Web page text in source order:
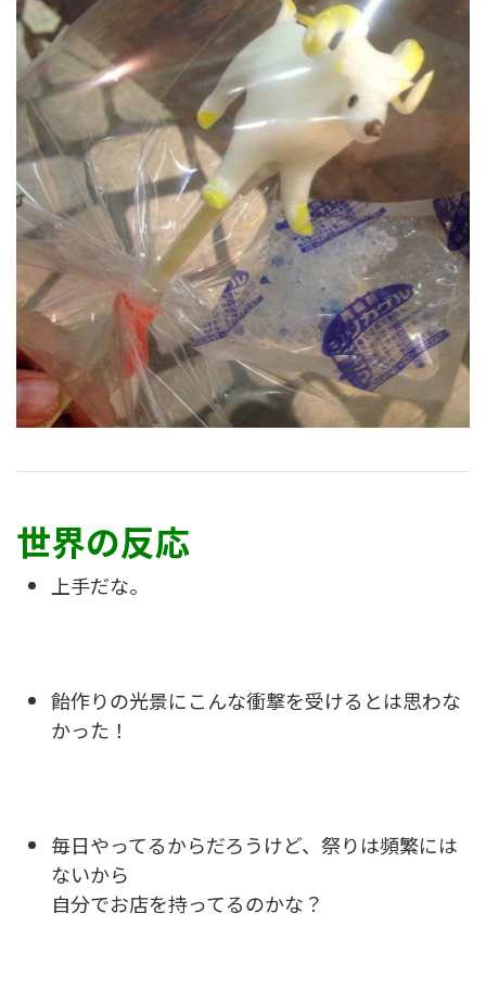
世界の反応
上手だな。
飴作りの光景にこんな衝撃を受けるとは思わな
かった！
毎日やってるからだろうけど、祭りは頻繁には
ないから
自分でお店を持ってるのかな？